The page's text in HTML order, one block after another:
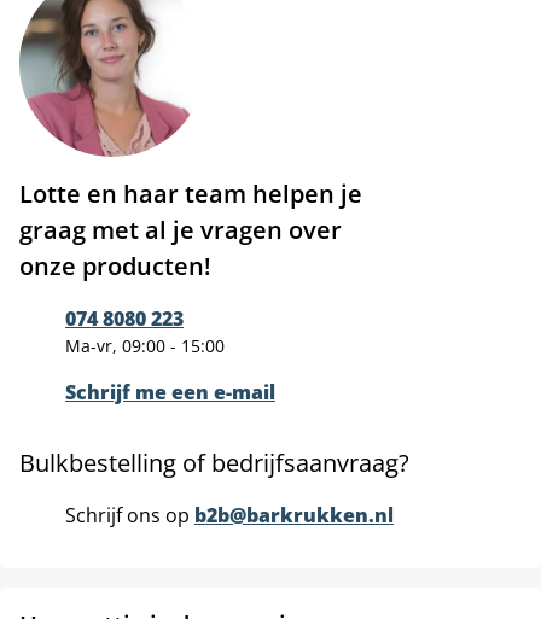
Lotte en haar team helpen je
graag met al je vragen over
onze producten!
074 8080 223
Ma-vr, 09:00 - 15:00
Schrijf me een e-mail
Bulkbestelling of bedrijfsaanvraag?
Schrijf ons op b2b@barkrukken.nl